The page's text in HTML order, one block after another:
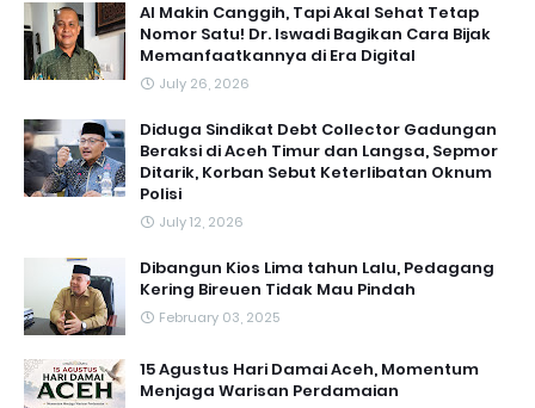
AI Makin Canggih, Tapi Akal Sehat Tetap
Nomor Satu! Dr. Iswadi Bagikan Cara Bijak
Memanfaatkannya di Era Digital
July 26, 2026
Diduga Sindikat Debt Collector Gadungan
Beraksi di Aceh Timur dan Langsa, Sepmor
Ditarik, Korban Sebut Keterlibatan Oknum
Polisi
July 12, 2026
Dibangun Kios Lima tahun Lalu, Pedagang
Kering Bireuen Tidak Mau Pindah
February 03, 2025
15 Agustus Hari Damai Aceh, Momentum
Menjaga Warisan Perdamaian